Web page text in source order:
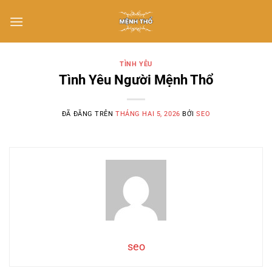
đến
TÌNH YÊU
Tình Yêu Người Mệnh Thổ
ĐÃ ĐĂNG TRÊNTHÁNG HAI 5, 2026 BỞISEO
seo